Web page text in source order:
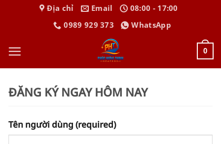
dung
Địa chỉ Email
08:00 - 17:00
0989 929 373
WhatsApp
0
ĐĂNG KÝ NGAY HÔM NAY
Tên người dùng (required)